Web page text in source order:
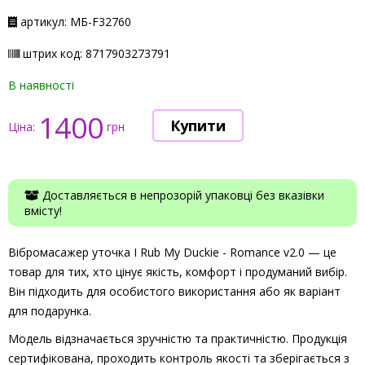
артикул: МБ-F32760
штрих код: 8717903273791
В наявності
Ціна: 1400 грн
Доставляється в непрозорій упаковці без вказівки
вмісту!
Вібромасажер уточка I Rub My Duckie - Romance v2.0 — це
товар для тих, хто цінує якість, комфорт і продуманий вибір.
Він підходить для особистого використання або як варіант
для подарунка.
Модель відзначається зручністю та практичністю. Продукція
сертифікована, проходить контроль якості та зберігається з